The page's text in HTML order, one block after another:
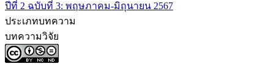
ปีที่ 2 ฉบับที่ 3: พฤษภาคม-มิถุนายน 2567
ประเภทบทความ
บทความวิจัย